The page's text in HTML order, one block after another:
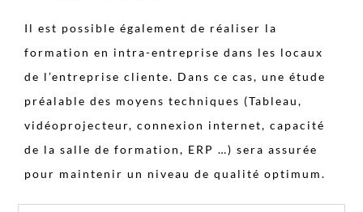
Il est possible également de réaliser la
formation en intra-entreprise dans les locaux
de l’entreprise cliente. Dans ce cas, une étude
préalable des moyens techniques (Tableau,
vidéoprojecteur, connexion internet, capacité
de la salle de formation, ERP …) sera assurée
pour maintenir un niveau de qualité optimum.